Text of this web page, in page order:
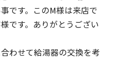
です。このM様は来店で
です。ありがとうござい
わせて給湯器の交換を考